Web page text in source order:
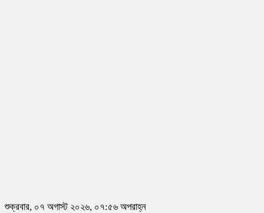
শুক্রবার, ০৭ অগাস্ট ২০২৬, ০৭:৫৬ অপরাহ্ন